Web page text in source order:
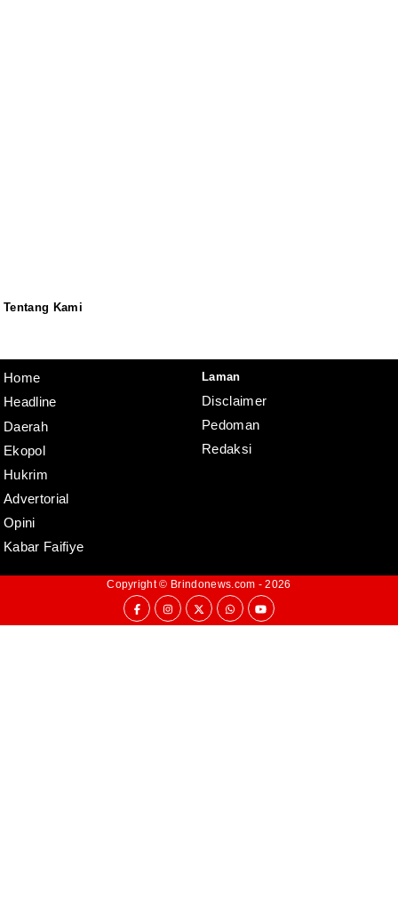
Tentang Kami
Home
Headline
Daerah
Ekopol
Hukrim
Advertorial
Opini
Kabar Faifiye
Laman
Disclaimer
Pedoman
Redaksi
Copyright © Brindonews.com - 2026